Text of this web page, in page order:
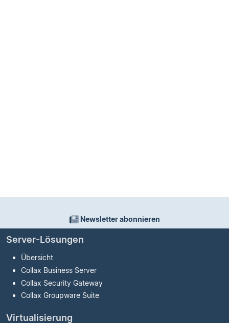
Newsletter abonnieren
Server-Lösungen
Übersicht
Collax Business Server
Collax Security Gateway
Collax Groupware Suite
Virtualisierung